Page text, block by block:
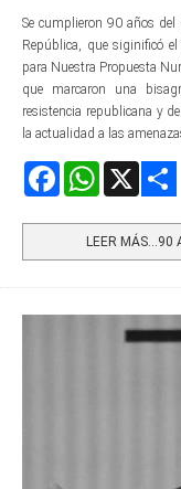
Se cumplieron 90 años
República, que siginificó
para Nuestra Propuesta
que marcaron una
resistencia republicana y
la actualidad a las
FacebookWhatsApp
LEER MÁS…90